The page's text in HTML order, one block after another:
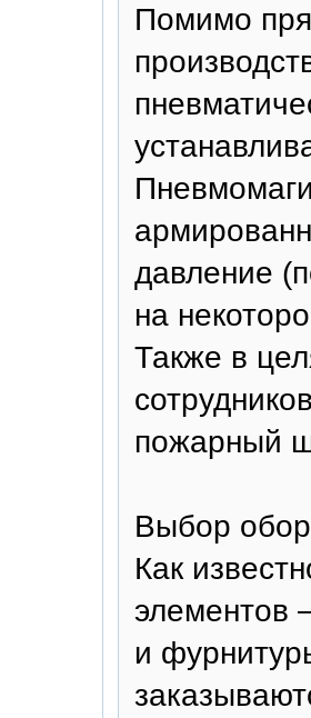
Помимо
давление
на
Также в
пожарный
Выбор
Как
элементов
и